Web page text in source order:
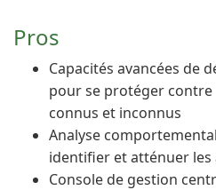
Pros
Capacités avancées de
pour se protéger contre
connus et inconnus
Analyse
identifier et atténuer les
Console de gestion